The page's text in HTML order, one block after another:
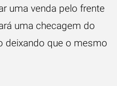
uma venda pelo frente
uma checagem do
deixando que o mesmo